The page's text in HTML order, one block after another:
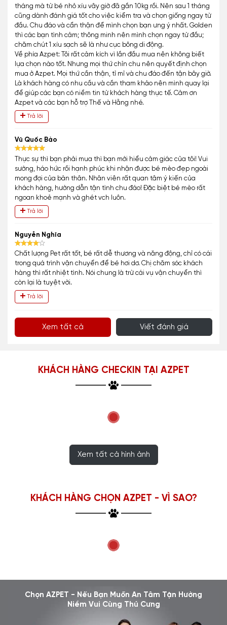
tháng mà từ bé nhỏ xíu vây giờ đã gần 10kg rồi. Nên sau 1 tháng
cũng dành đánh giá tốt cho việc kiểm tra và chọn giống ngay từ
đầu. Chu đáo và cẩn thận để mình chọn bạn ưng ý nhất. Golden
thì các bạn tình cảm; thông minh nên mình chọn ngay từ đầu;
chăm chút 1 xíu sạch sẽ là như cục bông di động.
Về phía Azpet: Tôi rất cảm kích vì lần đầu mua nên không biết
lựa chọn nào tốt. Nhưng mọi thứ chỉn chu nên quyết định chọn
mua ở Azpet. Mọi thứ cần thận, tỉ mỉ và chu đáo đến tận bây giờ.
Là khách hàng có nhu cầu và cần tham khảo nên mình quay lại
để giúp các bạn có niềm tin từ khách hàng thực tế. Cảm ơn
Azpet và các bạn hỗ trợ Thế và Hằng nhé.
Trả lời
Vũ Quốc Bảo
Thực sự thì bạn phải mua thì bạn mới hiểu cảm giác của tôi! Vui
sướng, háo hức rồi hạnh phúc khi nhận được bé mèo đẹp ngoài
mong đợi của bản thân. Nhân viên rất quan tâm ý kiến của
khách hàng, hướng dẫn tận tình chu đáo! Đặc biệt bé mèo rất
ngoan khoẻ mạnh và ghét vch luôn.
Trả lời
Nguyễn Nghĩa
Chất lượng Pet rất tốt, bé rất dễ thương và năng động, chỉ có cái
trong quá trình vận chuyển để bé hơi dơ. Chị chăm sóc khách
hàng thì rất nhiệt tình. Nói chung là trừ cái vụ vận chuyển thì
còn lại là tuyệt vời.
Trả lời
Xem tất cả Viết đánh giá
KHÁCH HÀNG CHECKIN TẠI AZPET
Xem tất cả hình ảnh
KHÁCH HÀNG CHỌN AZPET - VÌ SAO?
Chọn AZPET - Nếu Bạn Muốn An Tâm Tận Hưởng
Niềm Vui Cùng Thú Cưng